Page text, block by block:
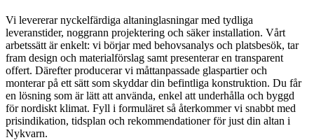
Vi levererar nyckelfärdiga altaninglasningar med tydliga
leveranstider, noggrann projektering och säker installation. Vårt
arbetssätt är enkelt: vi börjar med behovsanalys och platsbesök, tar
fram design och materialförslag samt presenterar en transparent
offert. Därefter producerar vi måttanpassade glaspartier och
monterar på ett sätt som skyddar din befintliga konstruktion. Du får
en lösning som är lätt att använda, enkel att underhålla och byggd
för nordiskt klimat. Fyll i formuläret så återkommer vi snabbt med
prisindikation, tidsplan och rekommendationer för just din altan i
Nykvarn.